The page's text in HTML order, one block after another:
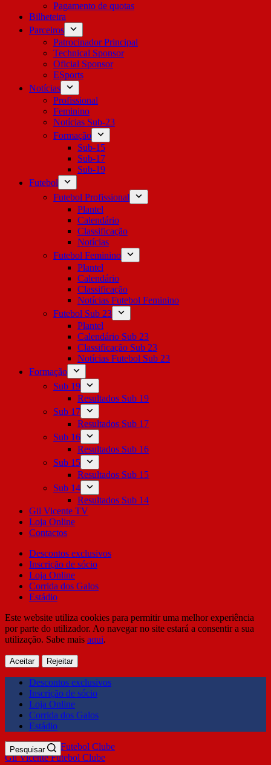
Pagamento de quotas
Bilheteira
Parceiros
Patrocinador Principal
Technical Sponsor
Oficial Sponsor
ESports
Notícias
Profissional
Feminino
Notícias Sub-23
Formação
Sub-15
Sub-17
Sub-19
Futebol
Futebol Profissional
Plantel
Calendário
Classificação
Notícias
Futebol Feminino
Plantel
Calendário
Classificação
Notícias Futebol Feminino
Futebol Sub 23
Plantel
Calendário Sub 23
Classificação Sub 23
Notícias Futebol Sub 23
Formação
Sub 19
Resultados Sub 19
Sub 17
Resultados Sub 17
Sub 16
Resultados Sub 16
Sub 15
Resultados Sub 15
Sub 14
Resultados Sub 14
Gil Vicente TV
Loja Online
Contactos
Descontos exclusivos
Inscrição de sócio
Loja Online
Corrida dos Galos
Estádio
Este website utiliza cookies para permitir uma melhor experiência
por parte do utilizador. Ao navegar no site estará a consentir a sua
utilização. Sabe mais aqui.
Aceitar Rejeitar
Descontos exclusivos
Inscrição de sócio
Loja Online
Corrida dos Galos
Estádio
Gil Vicente Futebol Clube
Pesquisar